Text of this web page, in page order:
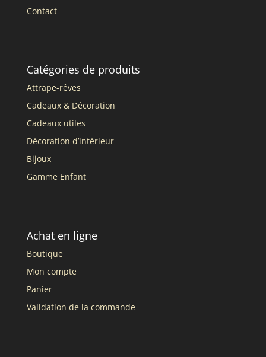
Contact
Catégories de produits
Attrape-rêves
Cadeaux & Décoration
Cadeaux utiles
Décoration d’intérieur
Bijoux
Gamme Enfant
Achat en ligne
Boutique
Mon compte
Panier
Validation de la commande